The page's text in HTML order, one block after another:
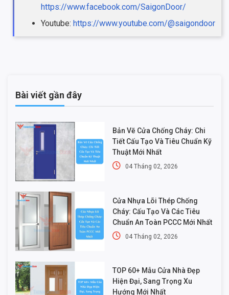
https://www.facebook.com/SaigonDoor/
Youtube: https://www.youtube.com/@saigondoor
Bài viết gần đây
Bản Vẽ Cửa Chống Cháy: Chi
Tiết Cấu Tạo Và Tiêu Chuẩn Kỹ
Thuật Mới Nhất
04 Tháng 02, 2026
Cửa Nhựa Lõi Thép Chống
Cháy: Cấu Tạo Và Các Tiêu
Chuẩn An Toàn PCCC Mới Nhất
04 Tháng 02, 2026
TOP 60+ Mẫu Cửa Nhà Đẹp
Hiện Đại, Sang Trọng Xu
Hướng Mới Nhất